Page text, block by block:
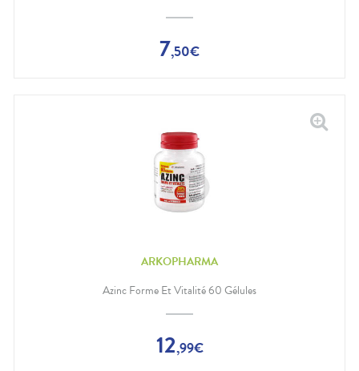
7,50€
ARKOPHARMA
Azinc Forme Et Vitalité 60 Gélules
12,99€